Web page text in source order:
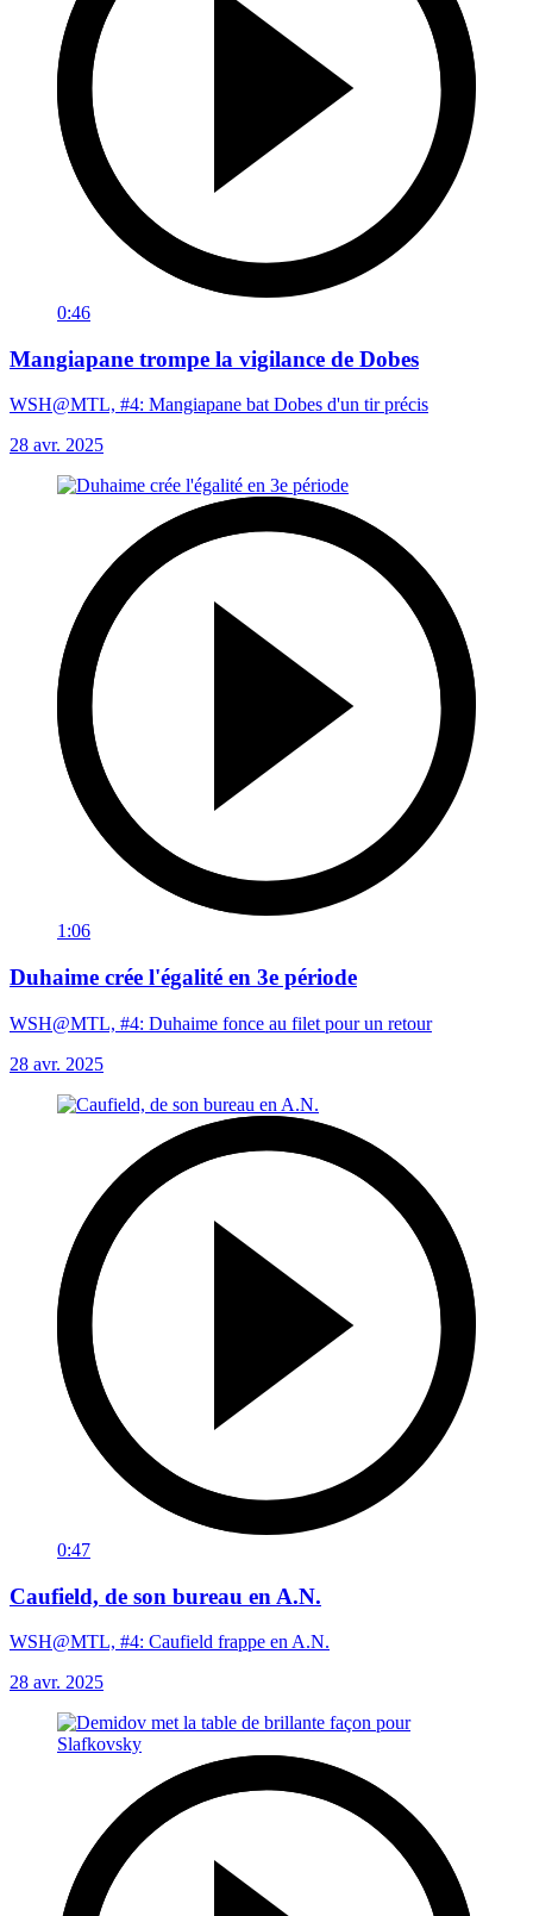
0:46
Mangiapane trompe la vigilance de Dobes
WSH@MTL, #4: Mangiapane bat Dobes d'un tir précis
28 avr. 2025
1:06
Duhaime crée l'égalité en 3e période
WSH@MTL, #4: Duhaime fonce au filet pour un retour
28 avr. 2025
0:47
Caufield, de son bureau en A.N.
WSH@MTL, #4: Caufield frappe en A.N.
28 avr. 2025